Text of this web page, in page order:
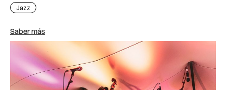
Jazz
Saber más